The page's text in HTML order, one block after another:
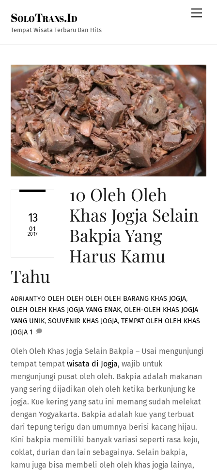
content
SoloTrans.Id
Tempat Wisata Terbaru Dan Hits
13
01
2017
10 Oleh Oleh
Khas Jogja Selain
Bakpia Yang
Harus Kamu
Tahu
ADRIANTYO OLEH OLEH OLEH OLEH BARANG KHAS JOGJA,
OLEH OLEH KHAS JOGJA YANG ENAK,OLEH-OLEH KHAS JOGJA
YANG UNIK,SOUVENIR KHAS JOGJA,TEMPAT OLEH OLEH KHAS
JOGJA 1
Oleh Oleh Khas Jogja Selain Bakpia – Usai mengunjungi
tempat tempatwisata di Jogja, wajib untuk
mengunjungi pusat oleh oleh. Bakpia adalah makanan
yang sering dijadikan oleh oleh ketika berkunjung ke
jogja. Kue kering yang satu ini memang sudah melekat
dengan Yogyakarta. Bakpia adalah kue yang terbuat
dari tepung terigu dan umumnya berisi kacang hijau.
Kini bakpia memiliki banyak variasi seperti rasa keju,
coklat, durian dan lain sebagainya. Selain bakpia,
kamu juga bisa membeli oleh oleh khas jogja lainya,